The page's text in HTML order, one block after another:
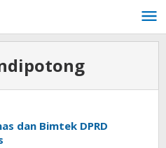
dan Bimtek DPRD